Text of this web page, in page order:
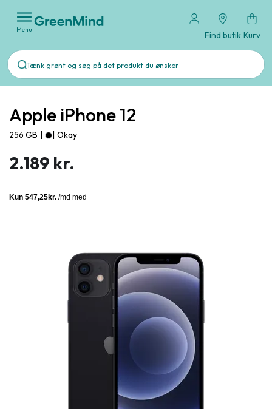
Menu
Find butik Kurv
Apple iPhone 12
256 GB | | Okay
2.189 kr.